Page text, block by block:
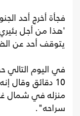
فجأة أخرج أحد
'هذا من أجل
يتوقف أحد عن
في اليوم
10 دقائق
منزله في شمال
سراحه".